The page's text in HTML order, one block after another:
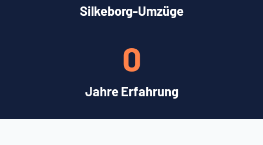
Silkeborg-Umzüge
Jahre Erfahrung
0